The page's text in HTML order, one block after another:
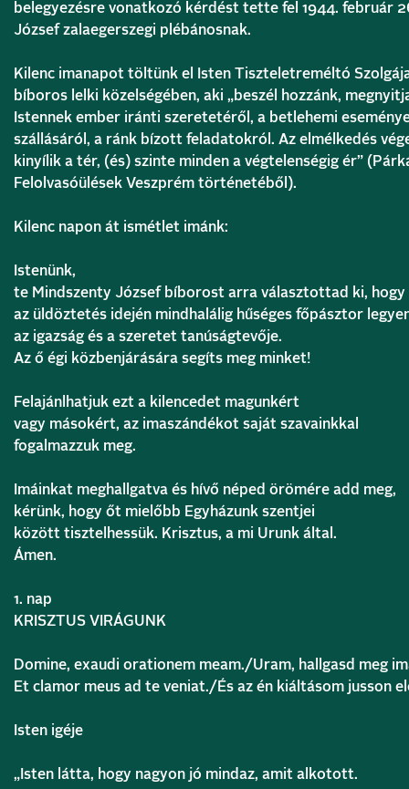
belegyezésre vonatkozó kérdést tette fel 1944. február
József zalaegerszegi plébánosnak.
Kilenc imanapot töltünk el Isten Tiszteletreméltó
bíboros lelki közelségében, aki „beszél hozzánk,
Istennek ember iránti szeretetéről, a betlehemi
szállásáról, a ránk bízott feladatokról. Az elmélkedés
kinyílik a tér, (és) szinte minden a végtelenségig ér”
Felolvasóülések Veszprém történetéből).
Kilenc napon át ismétlet imánk:
Istenünk,
te Mindszenty József bíborost arra választottad ki, hogy
az üldöztetés idején mindhalálig hűséges főpásztor
az igazság és a szeretet tanúságtevője.
Az ő égi közbenjárására segíts meg minket!
Felajánlhatjuk ezt a kilencedet magunkért
vagy másokért, az imaszándékot saját szavainkkal
fogalmazzuk meg.
Imáinkat meghallgatva és hívő néped örömére add meg,
kérünk, hogy őt mielőbb Egyházunk szentjei
között tisztelhessük. Krisztus, a mi Urunk által.
Ámen.
1. nap
KRISZTUS VIRÁGUNK
Domine, exaudi orationem meam./Uram, hallgasd meg
Et clamor meus ad te veniat./És az én kiáltásom jusson
Isten igéje
„Isten látta, hogy nagyon jó mindaz, amit alkotott.